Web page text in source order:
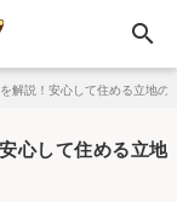
search
解説！安心して住める立地の
心して住める立地